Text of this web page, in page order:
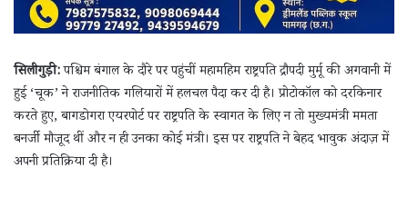
सिलीगुड़ी:पश्चिम बंगाल के दौरे पर पहुंचीं महामहिम राष्ट्रपति द्रौपदी मुर्मू की अगवानी में
हुई ‘चूक’ ने राजनीतिक गलियारों में हलचल पैदा कर दी है। प्रोटोकॉल को दरकिनार
करते हुए, बागडोगरा एयरपोर्ट पर राष्ट्रपति के स्वागत के लिए न तो मुख्यमंत्री ममता
बनर्जी मौजूद थीं और न ही उनका कोई मंत्री। इस पर राष्ट्रपति ने बेहद भावुक अंदाज़ में
अपनी प्रतिक्रिया दी है।